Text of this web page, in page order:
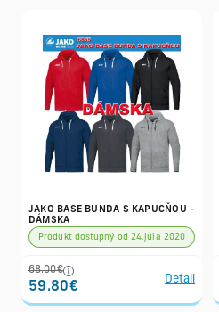
JAKO BASE BUNDA S KAPUCŇOU -
DÁMSKA
Produkt dostupný od 24.júla 2020
68.00€
59.80€
Detail